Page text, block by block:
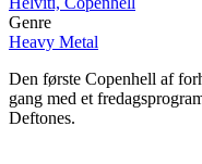
Genre
Heavy Metal
Den første Copenhell af
gang med et
Deftones.